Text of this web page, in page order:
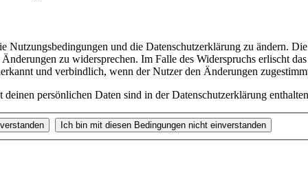
Nutzungsbedingungen und die Datenschutzerklärung zu ändern.
zu widersprechen. Im Falle des Widerspruchs erlischt
und verbindlich, wenn der Nutzer den Änderungen
persönlichen Daten sind in der Datenschutzerklärung